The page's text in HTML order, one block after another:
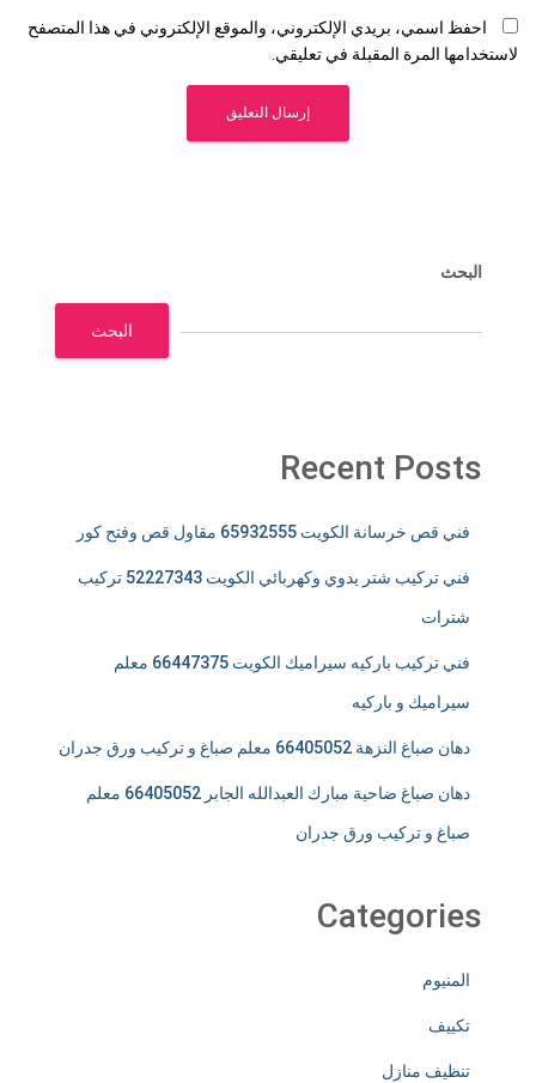
احفظ اسمي، بريدي الإلكتروني، والموقع الإلكتروني في هذا المتصفح
لاستخدامها المرة المقبلة في تعليقي.
البحث
البحث
Recent Posts
فني قص خرسانة الكويت 65932555 مقاول قص وفتح كور
فني تركيب شتر يدوي وكهربائي الكويت 52227343 تركيب
شترات
فني تركيب باركيه سيراميك الكويت 66447375 معلم
سيراميك و باركيه
دهان صباغ النزهة 66405052 معلم صباغ و تركيب ورق جدران
دهان صباغ ضاحية مبارك العبدالله الجابر 66405052 معلم
صباغ و تركيب ورق جدران
Categories
المنيوم
تكييف
تنظيف منازل